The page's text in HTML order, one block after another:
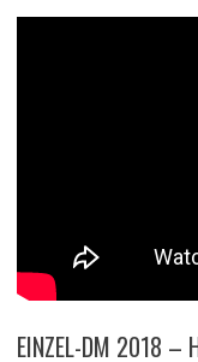
EINZEL-DM 2018 –